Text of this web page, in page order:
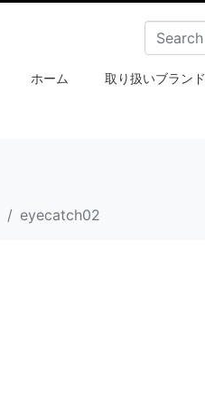
ホーム 取り扱いブランド
eyecatch02